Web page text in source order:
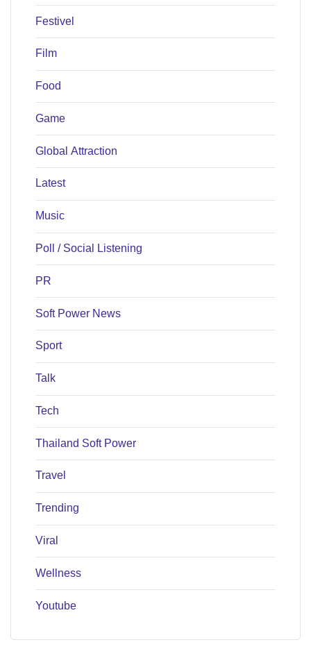
Festivel
Film
Food
Game
Global Attraction
Latest
Music
Poll / Social Listening
PR
Soft Power News
Sport
Talk
Tech
Thailand Soft Power
Travel
Trending
Viral
Wellness
Youtube